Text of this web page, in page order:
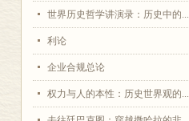
世界历史哲学讲演录：历史中的...
利论
企业合规总论
权力与人的本性：历史世界观的...